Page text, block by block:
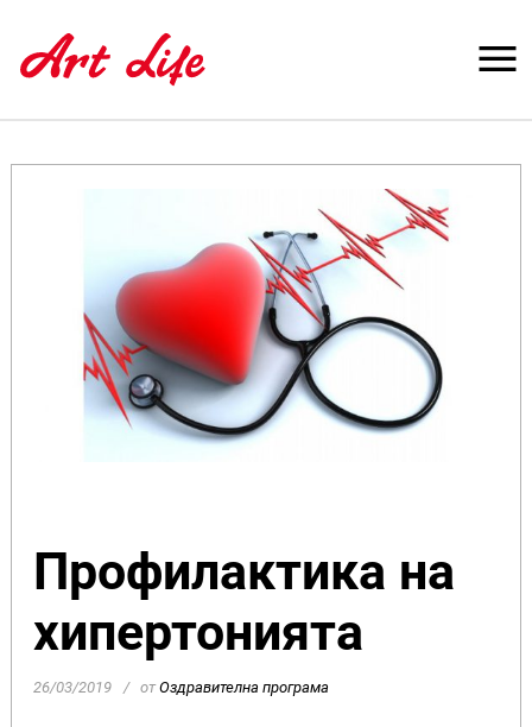
Профилактика на
хипертонията
26/03/2019 отОздравителна програма